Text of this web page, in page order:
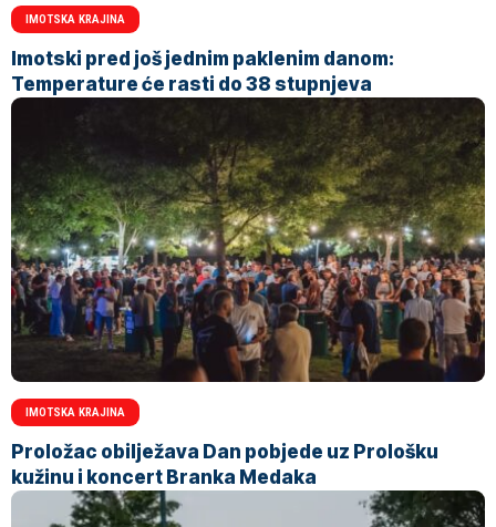
IMOTSKA KRAJINA
Imotski pred još jednim paklenim danom:
Temperature će rasti do 38 stupnjeva
IMOTSKA KRAJINA
Proložac obilježava Dan pobjede uz Prološku
kužinu i koncert Branka Medaka